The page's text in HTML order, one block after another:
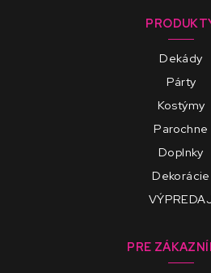
Dekády
Párty
Kostýmy
Parochne
Doplnky
Dekorácie
PRE